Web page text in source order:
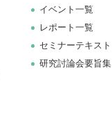
イベント一覧
レポート一覧
セミナーテキスト
研究討論会要旨集